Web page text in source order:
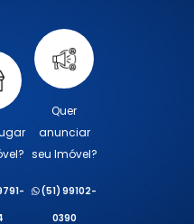
Quer
anunciar
seu Imóvel?
(51) 99102-
0390